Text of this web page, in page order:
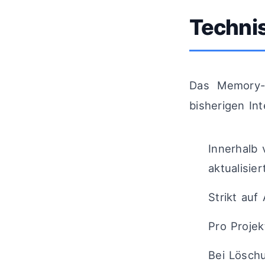
Das
bisherigen
Innerhalb
Strikt auf
Pro
Bei